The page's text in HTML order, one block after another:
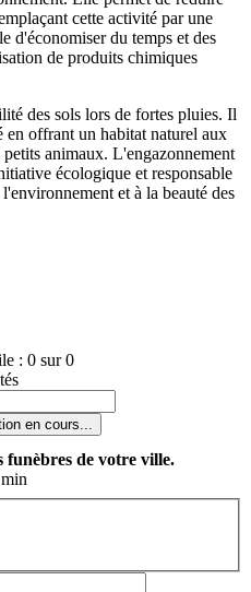
cette activité par une
d'économiser du temps et des
de produits chimiques
des sols lors de fortes pluies. Il
en offrant un habitat naturel aux
animaux. L'engazonnement
écologique et responsable
et à la beauté des
: 0 sur 0
en cours...
funèbres de votre ville.